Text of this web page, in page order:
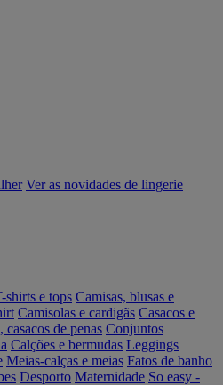
Ver as novidades de lingerie
shirts e tops Camisas, blusas e
Camisolas e cardigãs Casacos e
casacos de penas Conjuntos
Calções e bermudas Leggings
Meias-calças e meias Fatos de banho
Desporto Maternidade So easy -